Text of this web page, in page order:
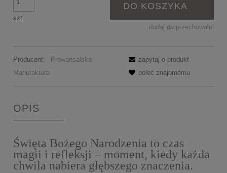
szt.
DO KOSZYKA
dodaj do przechowalni
Producent:
Prowansalska
Manufaktura
zapytaj o produkt
poleć znajomemu
OPIS
Święta Bożego Narodzenia to czas
magii i refleksji – moment, kiedy każda
chwila nabiera głębszego znaczenia.